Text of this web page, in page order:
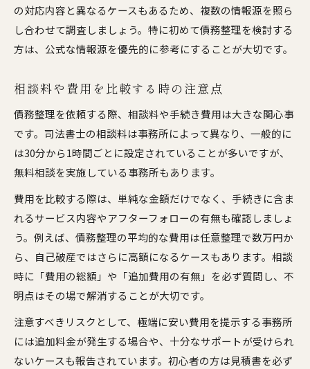
の対応内容と異なるケースもあるため、複数の情報源を照ら
し合わせて調査しましょう。特に初めて債務整理を検討する
方は、公式な情報源を優先的に参考にすることが大切です。
相談料や費用を比較する時の注意点
債務整理を依頼する際、相談料や手続き費用は大きな関心事
です。司法書士の相談料は事務所によって異なり、一般的に
は30分から1時間ごとに設定されていることが多いですが、
無料相談を実施している事務所もあります。
費用を比較する際は、単純な金額だけでなく、手続きに含ま
れるサービス内容やアフターフォローの有無も確認しましょ
う。例えば、債務整理の平均的な費用は任意整理で数万円か
ら、自己破産ではさらに高額になるケースもあります。相談
時に「費用の総額」や「追加費用の有無」を必ず質問し、不
明点はその場で解消することが大切です。
注意すべきリスクとして、極端に安い費用を提示する事務所
には追加料金が発生する場合や、十分なサポートが受けられ
ないケースも報告されています。初心者の方は見積書を必ず